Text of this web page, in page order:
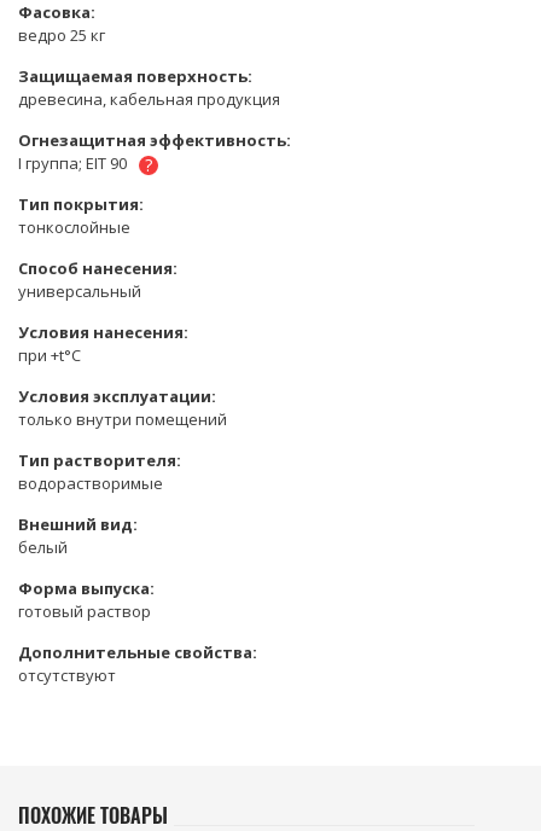
Фасовка:
ведро 25 кг
Защищаемая поверхность:
древесина, кабельная продукция
Огнезащитная эффективность:
I группа; EIT 90
?
Тип покрытия:
тонкослойные
Способ нанесения:
универсальный
Условия нанесения:
при +t°С
Условия эксплуатации:
только внутри помещений
Тип растворителя:
водорастворимые
Внешний вид:
белый
Форма выпуска:
готовый раствор
Дополнительные свойства:
отсутствуют
ПОХОЖИЕ ТОВАРЫ